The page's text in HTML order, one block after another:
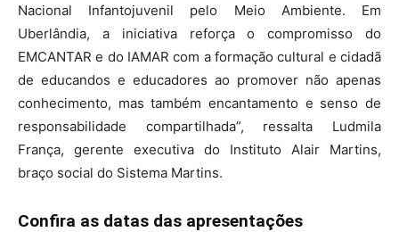
Nacional Infantojuvenil pelo Meio Ambiente. Em
Uberlândia, a iniciativa reforça o compromisso do
EMCANTAR e do IAMAR com a formação cultural e cidadã
de educandos e educadores ao promover não apenas
conhecimento, mas também encantamento e senso de
responsabilidade compartilhada”, ressalta Ludmila
França, gerente executiva do Instituto Alair Martins,
braço social do Sistema Martins.
Confira as datas das apresentações